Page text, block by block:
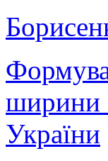
ширини
України